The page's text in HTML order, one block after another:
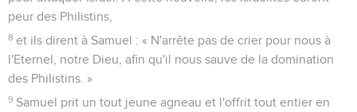
peur des Philistins,
8 et ils dirent à Samuel : « N'arrête pas de crier pour nous à
l'Eternel, notre Dieu, afin qu'il nous sauve de la domination
des Philistins. »
9 Samuel prit un tout jeune agneau et l'offrit tout entier en